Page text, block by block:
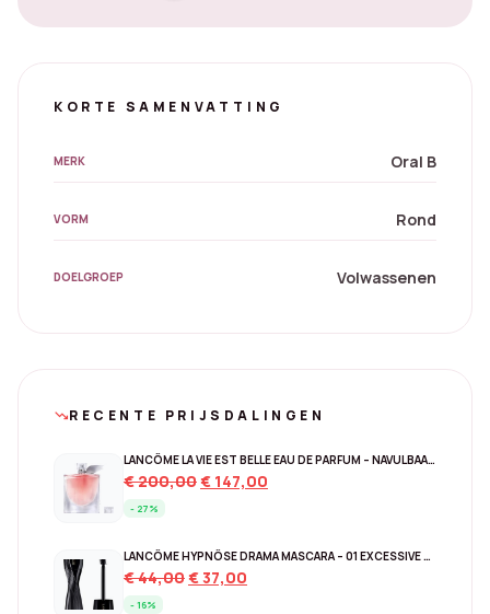
KORTE SAMENVATTING
MERK Oral B
VORM Rond
DOELGROEP Volwassenen
trending_downRECENTE PRIJSDALINGEN
LANCÔME LA VIE EST BELLE EAU DE PARFUM – NAVULBAAR 150 ML
€200,00Original
€ 200,00.
€ 147,00
- 27%
LANCÔME HYPNÔSE DRAMA MASCARA – 01 EXCESSIVE BLACK
€44,00Original
€37,00
- 16%